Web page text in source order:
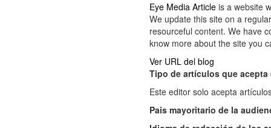
Eye Media Articleis a website
We update this site on a
resourceful content. We have
know more about the site you
Ver URL del blog
Tipo de artículos que acepta
Este editor solo acepta
Pais mayoritario de la